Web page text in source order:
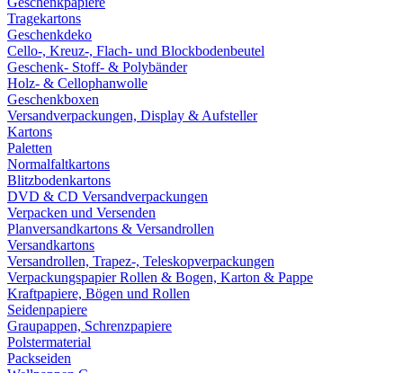
Tragekartons
Geschenkdeko
Cello-, Kreuz-, Flach- und Blockbodenbeutel
Geschenk- Stoff- & Polybänder
Holz- & Cellophanwolle
Geschenkboxen
Versandverpackungen, Display & Aufsteller
Kartons
Paletten
Normalfaltkartons
Blitzbodenkartons
DVD & CD Versandverpackungen
Verpacken und Versenden
Planversandkartons & Versandrollen
Versandkartons
Versandrollen, Trapez-, Teleskopverpackungen
Verpackungspapier Rollen & Bogen, Karton & Pappe
Kraftpapiere, Bögen und Rollen
Seidenpapiere
Graupappen, Schrenzpapiere
Polstermaterial
Packseiden